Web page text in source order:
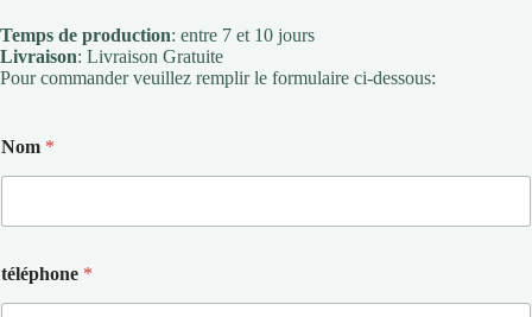
Temps de production: entre 7 et 10 jours
Livraison: Livraison Gratuite
Pour commander veuillez remplir le formulaire ci-dessous:
Nom *
téléphone *